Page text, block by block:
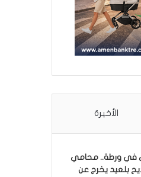
الأخيرة
في ورطة.. محامي
بلعيد يخرج عن